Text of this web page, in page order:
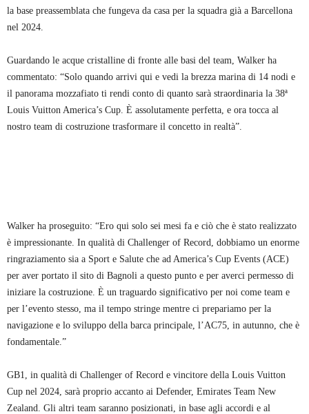
la base preassemblata che fungeva da casa per la squadra già a Barcellona
nel 2024.
Guardando le acque cristalline di fronte alle basi del team, Walker ha
commentato: “Solo quando arrivi qui e vedi la brezza marina di 14 nodi e
il panorama mozzafiato ti rendi conto di quanto sarà straordinaria la 38ª
Louis Vuitton America’s Cup. È assolutamente perfetta, e ora tocca al
nostro team di costruzione trasformare il concetto in realtà”.
Walker ha proseguito: “Ero qui solo sei mesi fa e ciò che è stato realizzato
è impressionante. In qualità di Challenger of Record, dobbiamo un enorme
ringraziamento sia a Sport e Salute che ad America’s Cup Events (ACE)
per aver portato il sito di Bagnoli a questo punto e per averci permesso di
iniziare la costruzione. È un traguardo significativo per noi come team e
per l’evento stesso, ma il tempo stringe mentre ci prepariamo per la
navigazione e lo sviluppo della barca principale, l’AC75, in autunno, che è
fondamentale.”
GB1, in qualità di Challenger of Record e vincitore della Louis Vuitton
Cup nel 2024, sarà proprio accanto ai Defender, Emirates Team New
Zealand. Gli altri team saranno posizionati, in base agli accordi e al